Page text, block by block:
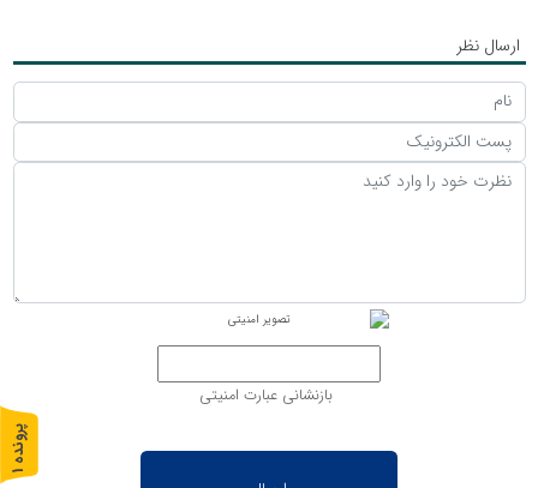
ارسال نظر
بازنشانی عبارت امنیتی
پ
ر
و
ن
د
ه
1